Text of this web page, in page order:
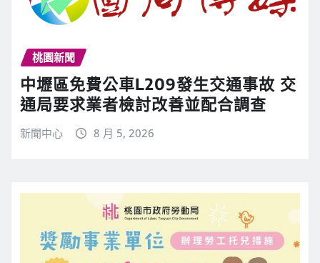
桃園新聞
中壢區免費公車L209發生交通事故 交
通局要求業者檢討改善並配合調查
新聞中心 8 月 5, 2026